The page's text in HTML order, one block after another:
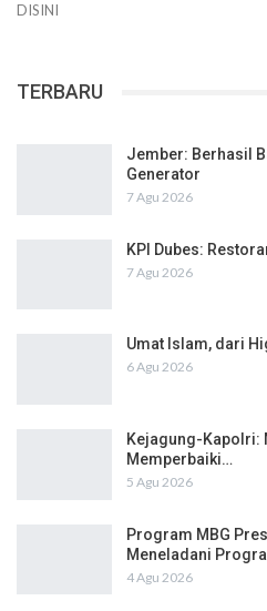
DISINI
TERBARU
Jember: Berhasil
Generator
7 Agu 2026
KPI Dubes:
7 Agu 2026
Umat Islam, dari
6 Agu 2026
Kejagung-Kapolri:
Memperbaiki…
5 Agu 2026
Program MBG
Meneladani
4 Agu 2026